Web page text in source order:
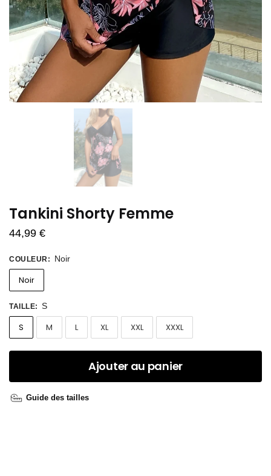
Tankini Shorty Femme
44,99 €
COULEUR: Noir
Noir
TAILLE: S
S M L XL XXL XXXL
Ajouter au panier
Guide des tailles